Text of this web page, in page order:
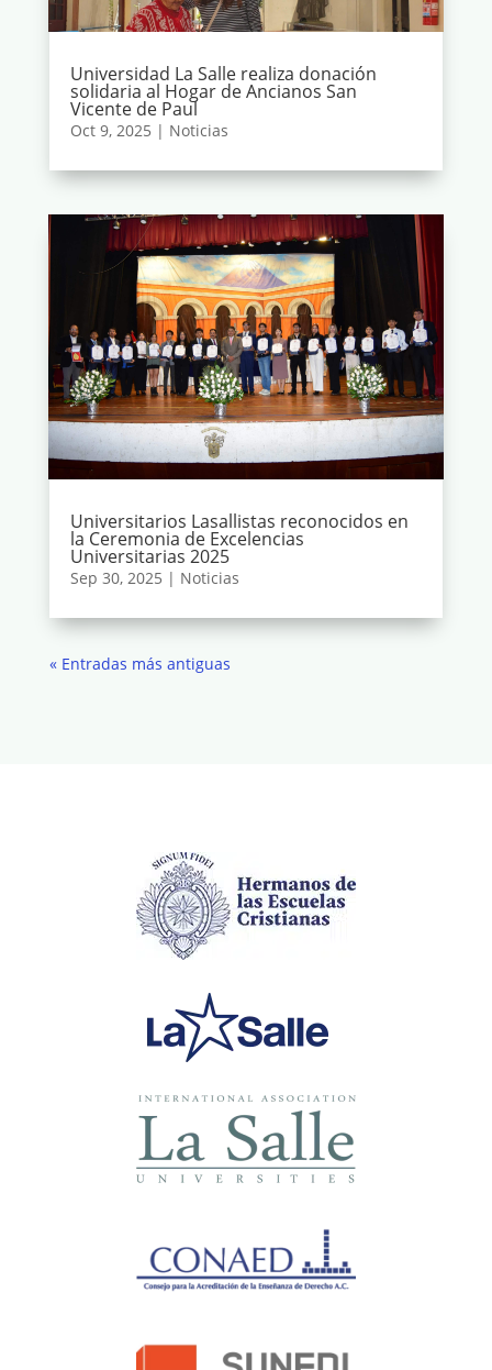
Universidad La Salle realiza donación
solidaria al Hogar de Ancianos San
Vicente de Paul
Oct 9, 2025 | Noticias
Universitarios Lasallistas reconocidos en
la Ceremonia de Excelencias
Universitarias 2025
Sep 30, 2025 | Noticias
« Entradas más antiguas